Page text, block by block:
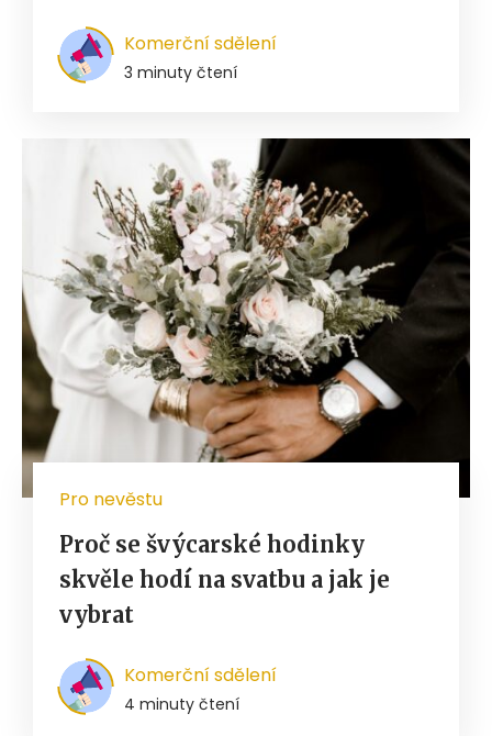
Komerční sdělení
3 minuty čtení
Pro nevěstu
Proč se švýcarské hodinky
skvěle hodí na svatbu a jak je
vybrat
Komerční sdělení
4 minuty čtení